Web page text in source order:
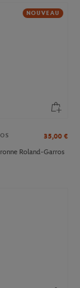
NOUVEAU
35,00 €
Roland-Garros